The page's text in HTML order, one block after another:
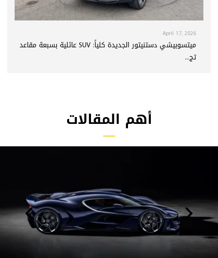
April 17, 2026
ميتسوبيشي دستنيتور الجديدة كلياً: SUV عائلية بسبعة مقاعد
تج...
أهم المقالات